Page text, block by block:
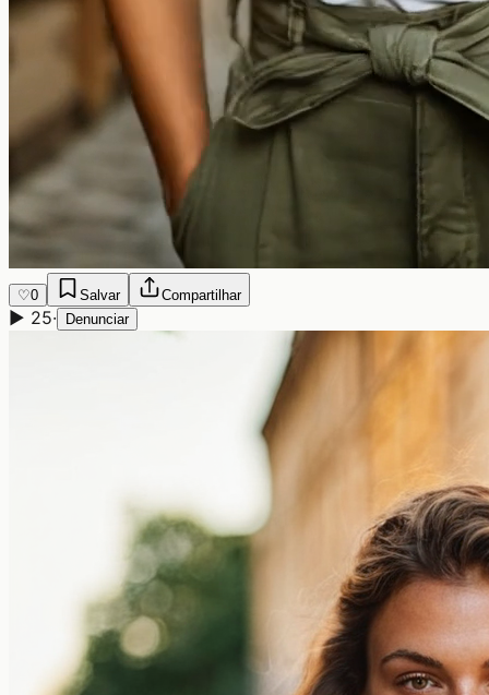
♡0 Salvar Compartilhar
▶ 25· Denunciar